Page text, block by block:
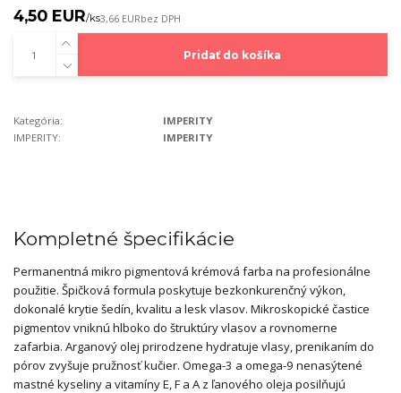
4,50 EUR/ks3,66 EURbez DPH
Pridať do košíka
Kategória:
IMPERITY
IMPERITY:
IMPERITY
Kompletné špecifikácie
Permanentná mikro pigmentová krémová farba na profesionálne
použitie. Špičková formula poskytuje bezkonkurenčný výkon,
dokonalé krytie šedín, kvalitu a lesk vlasov. Mikroskopické častice
pigmentov vniknú hlboko do štruktúry vlasov a rovnomerne
zafarbia. Arganový olej prirodzene hydratuje vlasy, prenikaním do
pórov zvyšuje pružnosť kučier. Omega-3 a omega-9 nenasýtené
mastné kyseliny a vitamíny E, F a A z ľanového oleja posilňujú